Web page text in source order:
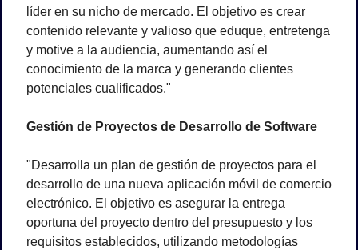
líder en su nicho de mercado. El objetivo es crear
contenido relevante y valioso que eduque, entretenga
y motive a la audiencia, aumentando así el
conocimiento de la marca y generando clientes
potenciales cualificados."
Gestión de Proyectos de Desarrollo de Software
"Desarrolla un plan de gestión de proyectos para el
desarrollo de una nueva aplicación móvil de comercio
electrónico. El objetivo es asegurar la entrega
oportuna del proyecto dentro del presupuesto y los
requisitos establecidos, utilizando metodologías